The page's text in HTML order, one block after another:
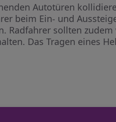
Autotüren
beim Ein- und
Radfahrer sollten
Das Tragen eines